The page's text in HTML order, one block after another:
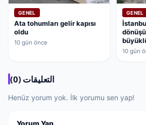
GENEL
Ata tohumları gelir kapısı
oldu
10 gün önce
GENEL
bina
10 gün
التعليقات (0)
Henüz yorum yok. İlk yorumu sen yap!